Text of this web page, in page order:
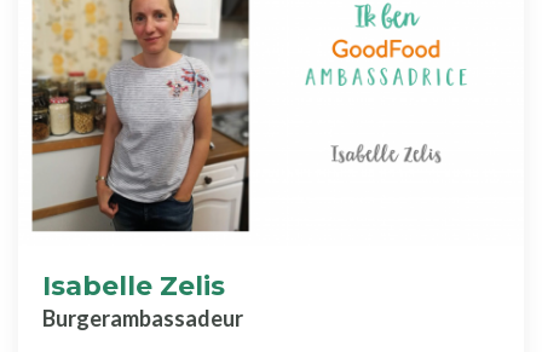
Isabelle Zelis
Burgerambassadeur